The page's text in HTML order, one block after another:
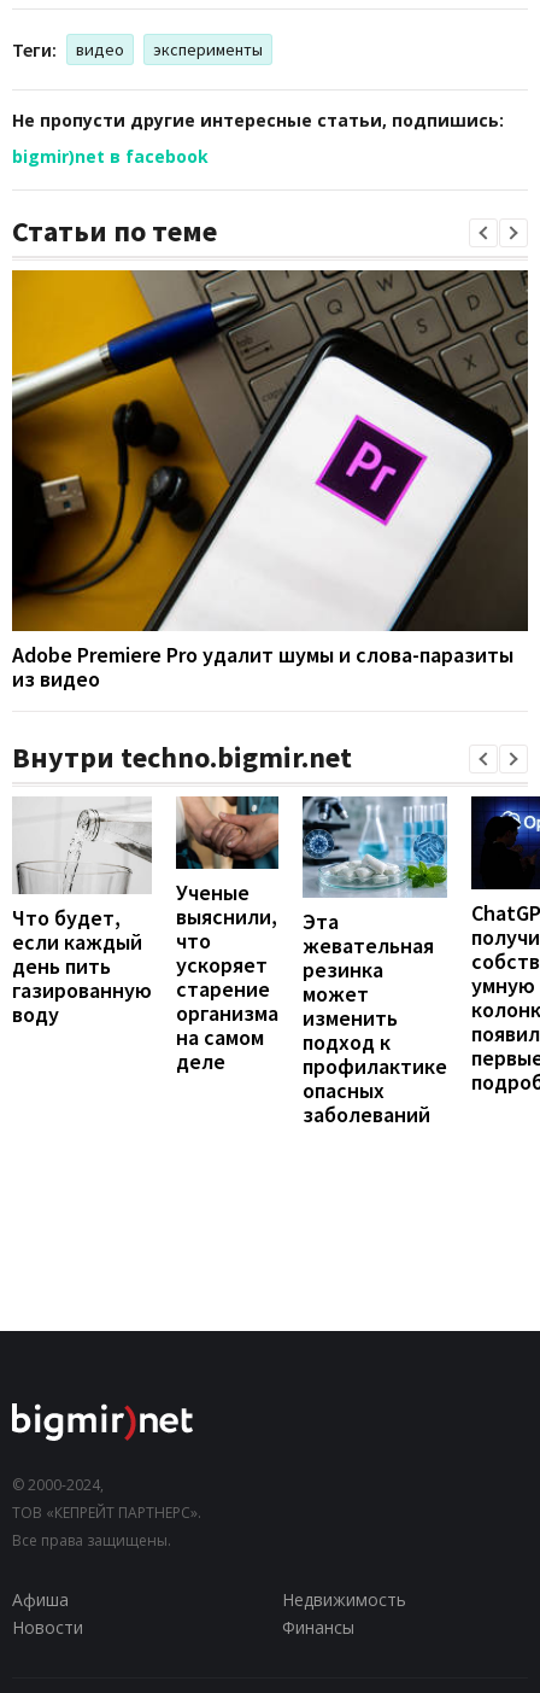
Теги: видео эксперименты
Не пропусти другие интересные статьи, подпишись:
bigmir)net в facebook
Статьи по теме
Adobe Premiere Pro удалит шумы и слова-паразиты
из видео
Внутри techno.bigmir.net
Что будет,
если каждый
день пить
газированную
воду
Ученые
выяснили,
что
ускоряет
старение
организма
на самом
деле
Эта
жевательная
резинка
может
изменить
подход к
профилактике
опасных
заболеваний
умную
© 2000-2024,
ТОВ «КЕПРЕЙТ ПАРТНЕРС».
Все права защищены.
Афиша
Недвижимость
Новости
Финансы